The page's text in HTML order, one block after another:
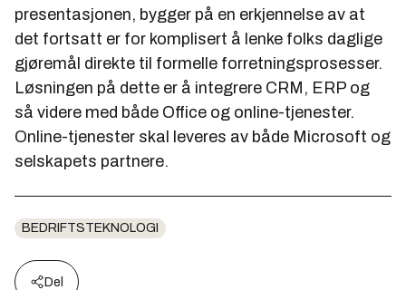
presentasjonen, bygger på en erkjennelse av at
det fortsatt er for komplisert å lenke folks daglige
gjøremål direkte til formelle forretningsprosesser.
Løsningen på dette er å integrere CRM, ERP og
så videre med både Office og online-tjenester.
Online-tjenester skal leveres av både Microsoft og
selskapets partnere.
BEDRIFTSTEKNOLOGI
Del